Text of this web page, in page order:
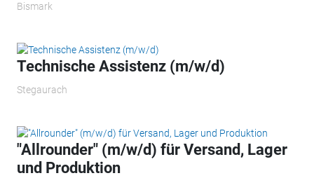
Bismark
Technische Assistenz (m/w/d)
Stegaurach
"Allrounder" (m/w/d) für Versand, Lager
und Produktion